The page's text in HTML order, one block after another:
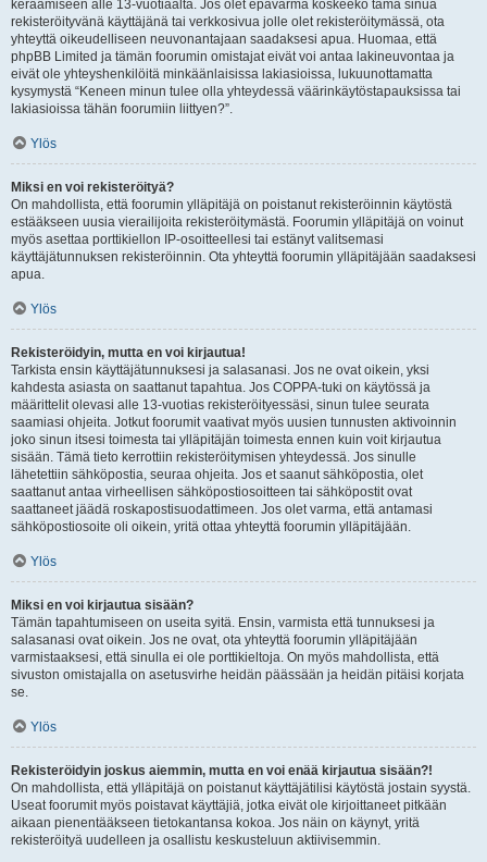
keräämiseen alle 13-vuotiaalta. Jos olet epävarma koskeeko tämä sinua
rekisteröityvänä käyttäjänä tai verkkosivua jolle olet rekisteröitymässä, ota
yhteyttä oikeudelliseen neuvonantajaan saadaksesi apua. Huomaa, että
phpBB Limited ja tämän foorumin omistajat eivät voi antaa lakineuvontaa ja
eivät ole yhteyshenkilöitä minkäänlaisissa lakiasioissa, lukuunottamatta
kysymystä “Keneen minun tulee olla yhteydessä väärinkäytöstapauksissa tai
lakiasioissa tähän foorumiin liittyen?”.
Ylös
Miksi en voi rekisteröityä?
On mahdollista, että foorumin ylläpitäjä on poistanut rekisteröinnin käytöstä
estääkseen uusia vierailijoita rekisteröitymästä. Foorumin ylläpitäjä on voinut
myös asettaa porttikiellon IP-osoitteellesi tai estänyt valitsemasi
käyttäjätunnuksen rekisteröinnin. Ota yhteyttä foorumin ylläpitäjään saadaksesi
apua.
Ylös
Rekisteröidyin, mutta en voi kirjautua!
Tarkista ensin käyttäjätunnuksesi ja salasanasi. Jos ne ovat oikein, yksi
kahdesta asiasta on saattanut tapahtua. Jos COPPA-tuki on käytössä ja
määrittelit olevasi alle 13-vuotias rekisteröityessäsi, sinun tulee seurata
saamiasi ohjeita. Jotkut foorumit vaativat myös uusien tunnusten aktivoinnin
joko sinun itsesi toimesta tai ylläpitäjän toimesta ennen kuin voit kirjautua
sisään. Tämä tieto kerrottiin rekisteröitymisen yhteydessä. Jos sinulle
lähetettiin sähköpostia, seuraa ohjeita. Jos et saanut sähköpostia, olet
saattanut antaa virheellisen sähköpostiosoitteen tai sähköpostit ovat
saattaneet jäädä roskapostisuodattimeen. Jos olet varma, että antamasi
sähköpostiosoite oli oikein, yritä ottaa yhteyttä foorumin ylläpitäjään.
Ylös
Miksi en voi kirjautua sisään?
Tämän tapahtumiseen on useita syitä. Ensin, varmista että tunnuksesi ja
salasanasi ovat oikein. Jos ne ovat, ota yhteyttä foorumin ylläpitäjään
varmistaaksesi, että sinulla ei ole porttikieltoja. On myös mahdollista, että
sivuston omistajalla on asetusvirhe heidän päässään ja heidän pitäisi korjata
se.
Ylös
Rekisteröidyin joskus aiemmin, mutta en voi enää kirjautua sisään?!
On mahdollista, että ylläpitäjä on poistanut käyttäjätilisi käytöstä jostain syystä.
Useat foorumit myös poistavat käyttäjiä, jotka eivät ole kirjoittaneet pitkään
aikaan pienentääkseen tietokantansa kokoa. Jos näin on käynyt, yritä
rekisteröityä uudelleen ja osallistu keskusteluun aktiivisemmin.